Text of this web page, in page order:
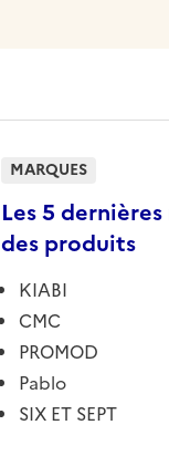
Les 5
des produits
KIABI
CMC
PROMOD
Pablo
SIX ET SEPT
MARQUES